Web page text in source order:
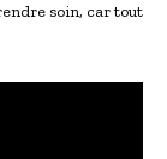
soin, car tout